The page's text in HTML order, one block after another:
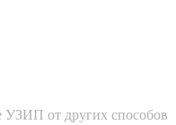
от других способов